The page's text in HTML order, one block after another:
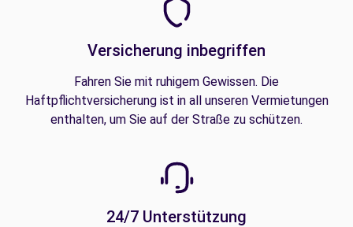
Versicherung inbegriffen
Fahren Sie mit ruhigem Gewissen. Die
Haftpflichtversicherung ist in all unseren Vermietungen
enthalten, um Sie auf der Straße zu schützen.
24/7 Unterstützung